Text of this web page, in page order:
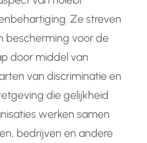
Ze streven
bescherming voor de
door middel van
van discriminatie en
die gelijkheid
werken samen
bedrijven en andere